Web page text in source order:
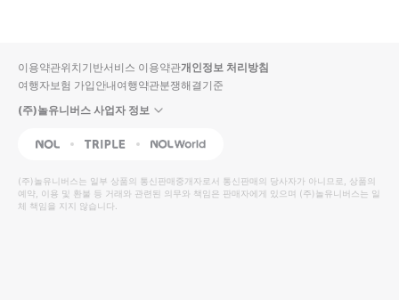
입니
다.
높
은
순
동
영
상
순
상
이용약관위치기반서비스 이용약관개인정보 처리방침
여행자보험 가입안내여행약관분쟁해결기준
(주)놀유니버스 사업자 정보
NOL Triple Interpark Global
(주)놀유니버스는 일부 상품의 통신판매중개자로서 통신판매의 당사자가 아니므로, 상품의
예약, 이용 및 환불 등 거래와 관련된 의무와 책임은 판매자에게 있으며 (주)놀유니버스는 일
체 책임을 지지 않습니다.